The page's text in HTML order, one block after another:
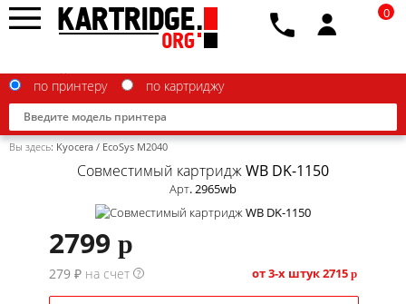
Canon
Epson
по принтеру по картриджу
0
Вы здесь: Kyocera / EcoSys M2040
Совместимый картридж WB DK-1150
Арт. 2965wb
2799 p
279 ₽ на счет ? от 3-х штук2715 p